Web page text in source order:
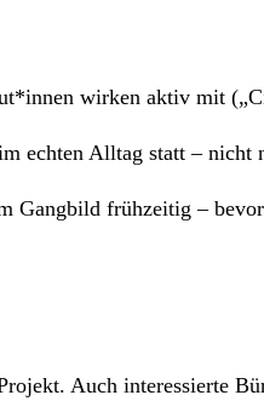
wirken aktiv mit
echten Alltag statt – nicht
Gangbild frühzeitig –
Auch interessierte